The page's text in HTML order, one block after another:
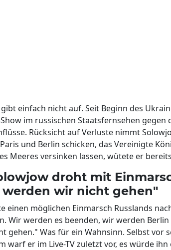
einfach nicht auf. Seit Beginn des
im russischen Staatsfernsehen gegen
Rücksicht auf Verluste nimmt
und Berlin schicken, das Vereinigte
Meeres versinken lassen, wütete er
droht mit
werden wir nicht gehen"
einen möglichen Einmarsch Russlands
Wir werden es beenden, wir werden
gehen." Was für ein Wahnsinn. Selbst vor
warf er im Live-TV zuletzt vor, es würde